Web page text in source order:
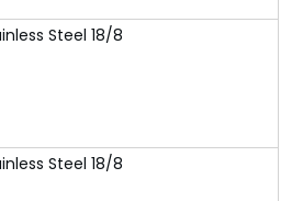
Steel 18/8
Steel 18/8